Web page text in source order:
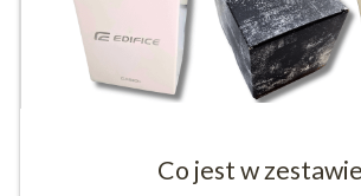
Co jest w